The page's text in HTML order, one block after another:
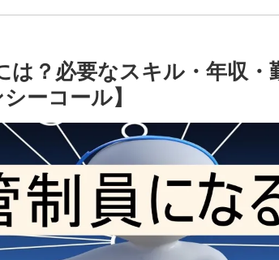
は？必要なスキル・年収・
ーコール】